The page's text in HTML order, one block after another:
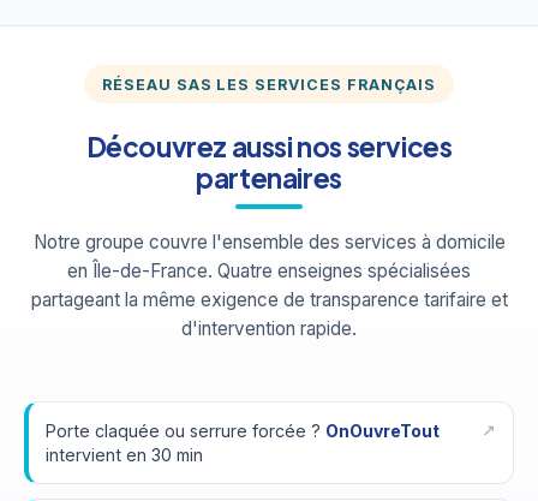
RÉSEAU SAS LES SERVICES FRANÇAIS
Découvrez aussi nos services
partenaires
Notre groupe couvre l'ensemble des services à domicile
en Île-de-France. Quatre enseignes spécialisées
partageant la même exigence de transparence tarifaire et
d'intervention rapide.
Porte claquée ou serrure forcée ? OnOuvreTout
intervient en 30 min